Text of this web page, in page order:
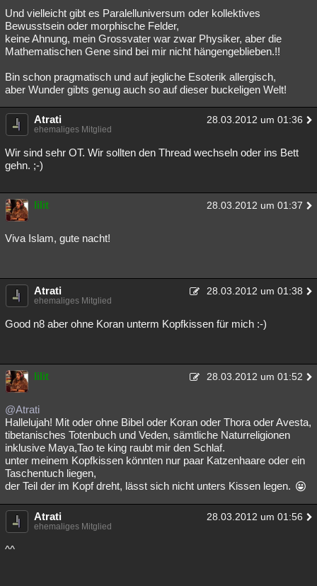
Und vielleicht gibt es Paralelluniversum oder kollektives
Bewusstsein oder morphische Felder,
keine Ahnung, mein Grossvater war zwar Physiker, aber die
Mathematischen Gene sind bei mir nicht hängengeblieben.!!
Bin schon pragmatisch und auf jegliche Esoterik allergisch,
aber Wunder gibts genug auch so auf dieser buckeligen Welt!
Atrati 28.03.2012 um 01:36
ehemaliges Mitglied
Wir sind sehr OT. Wir sollten den Thread wechseln oder ins Bett
gehn. ;-)
lilit 28.03.2012 um 01:37
Viva Islam, gute nacht!
Atrati 28.03.2012 um 01:38
ehemaliges Mitglied
Good n8 aber ohne Koran unterm Kopfkissen für mich :-)
lilit 28.03.2012 um 01:52
@Atrati
Hallelujah! Mit oder ohne Bibel oder Koran oder Thora oder Avesta,
tibetanisches Totenbuch und Veden, sämtliche Naturreligionen
inklusive Maya,Tao te king raubt mir den Schlaf.
unter meinem Kopfkissen könnten nur paar Katzenhaare oder ein
Taschentuch liegen,
der Teil der im Kopf dreht, lässt sich nicht unters Kissen legen.
Atrati 28.03.2012 um 01:56
ehemaliges Mitglied
^^